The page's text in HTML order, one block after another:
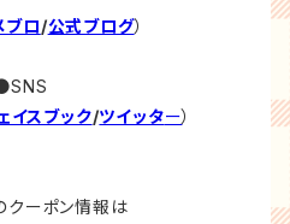
ブロ/公式ブログ）
イスブック/ツイッター）
クーポン情報は